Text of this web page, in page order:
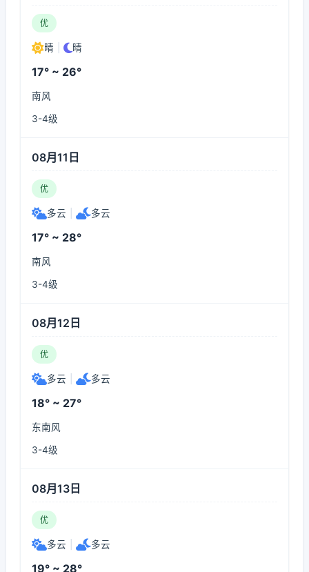
优
晴 晴
17° ~ 26°
南风
3-4级
08月11日
优
多云 多云
17° ~ 28°
南风
3-4级
08月12日
优
多云 多云
18° ~ 27°
东南风
3-4级
08月13日
优
多云 多云
19° ~ 28°